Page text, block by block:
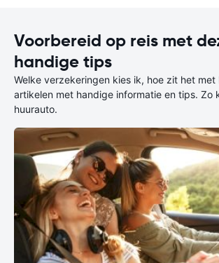
Voorbereid op reis met
handige tips
Welke verzekeringen kies ik, hoe zit het met
artikelen met handige informatie en tips. Zo
huurauto.